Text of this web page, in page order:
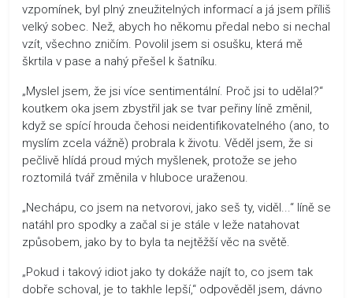
vzpomínek, byl plný zneužitelných informací a já jsem příliš
velký sobec. Než, abych ho někomu předal nebo si nechal
vzít, všechno zničím. Povolil jsem si osušku, která mě
škrtila v pase a nahý přešel k šatníku.
„Myslel jsem, že jsi více sentimentální. Proč jsi to udělal?“
koutkem oka jsem zbystřil jak se tvar peřiny líně změnil,
když se spící hrouda čehosi neidentifikovatelného (ano, to
myslím zcela vážně) probrala k životu. Věděl jsem, že si
pečlivě hlídá proud mých myšlenek, protože se jeho
roztomilá tvář změnila v hluboce uraženou.
„Nechápu, co jsem na netvorovi, jako seš ty, viděl...“ líně se
natáhl pro spodky a začal si je stále v leže natahovat
způsobem, jako by to byla ta nejtěžší věc na světě.
„Pokud i takový idiot jako ty dokáže najít to, co jsem tak
dobře schoval, je to takhle lepší,“ odpověděl jsem, dávno